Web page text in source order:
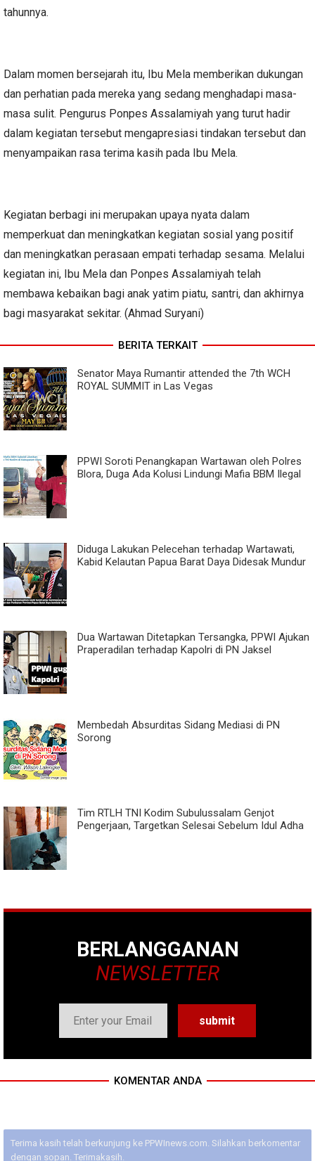
tahunnya.
Dalam momen bersejarah itu, Ibu Mela memberikan dukungan
dan perhatian pada mereka yang sedang menghadapi masa-
masa sulit. Pengurus Ponpes Assalamiyah yang turut hadir
dalam kegiatan tersebut mengapresiasi tindakan tersebut dan
menyampaikan rasa terima kasih pada Ibu Mela.
Kegiatan berbagi ini merupakan upaya nyata dalam
memperkuat dan meningkatkan kegiatan sosial yang positif
dan meningkatkan perasaan empati terhadap sesama. Melalui
kegiatan ini, Ibu Mela dan Ponpes Assalamiyah telah
membawa kebaikan bagi anak yatim piatu, santri, dan akhirnya
bagi masyarakat sekitar. (Ahmad Suryani)
BERITA TERKAIT
Senator Maya Rumantir attended the 7th WCH
ROYAL SUMMIT in Las Vegas
PPWI Soroti Penangkapan Wartawan oleh Polres
Blora, Duga Ada Kolusi Lindungi Mafia BBM Ilegal
Diduga Lakukan Pelecehan terhadap Wartawati,
Kabid Kelautan Papua Barat Daya Didesak Mundur
Dua Wartawan Ditetapkan Tersangka, PPWI Ajukan
Praperadilan terhadap Kapolri di PN Jaksel
Membedah Absurditas Sidang Mediasi di PN
Sorong
Tim RTLH TNI Kodim Subulussalam Genjot
Pengerjaan, Targetkan Selesai Sebelum Idul Adha
BERLANGGANAN
NEWSLETTER
KOMENTAR ANDA
Terima kasih telah berkunjung ke PPWInews.com. Silahkan berkomentar
dengan sopan. Terimakasih.